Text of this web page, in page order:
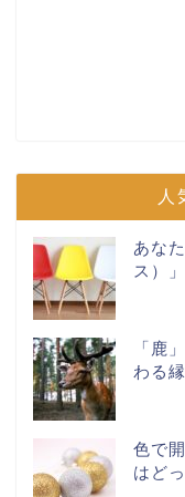
人
あな
ス）
「鹿
わる
色で
はど